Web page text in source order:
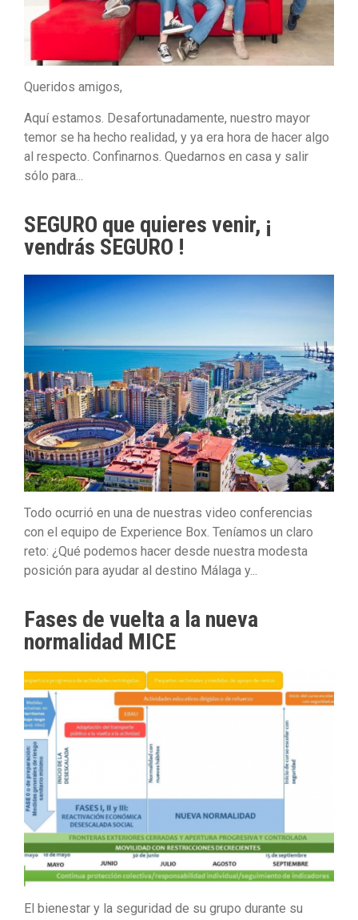
Queridos amigos,
Aquí estamos. Desafortunadamente, nuestro mayor
temor se ha hecho realidad, y ya era hora de hacer algo
al respecto. Confinarnos. Quedarnos en casa y salir
sólo para...
SEGURO que quieres venir, ¡
vendrás SEGURO !
Todo ocurrió en una de nuestras video conferencias
con el equipo de Experience Box. Teníamos un claro
reto: ¿Qué podemos hacer desde nuestra modesta
posición para ayudar al destino Málaga y...
Fases de vuelta a la nueva
normalidad MICE
El bienestar y la seguridad de su grupo durante su